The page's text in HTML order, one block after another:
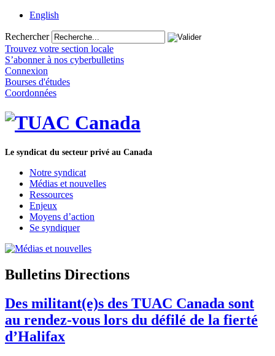
English
Rechercher
Trouvez votre section locale
S’abonner à nos cyberbulletins
Connexion
Bourses d'études
Coordonnées
Le syndicat du secteur privé au Canada
Notre syndicat
Médias et nouvelles
Ressources
Enjeux
Moyens d’action
Se syndiquer
Bulletins Directions
Des militant(e)s des TUAC Canada sont
au rendez-vous lors du défilé de la fierté
d’Halifax